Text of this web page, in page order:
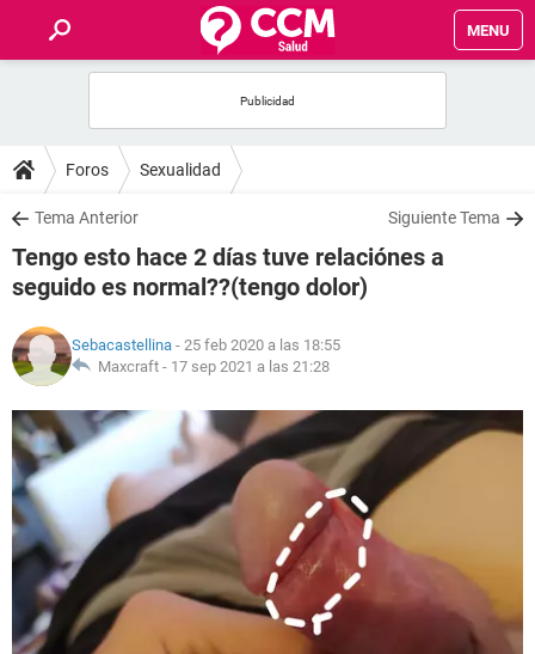
MENU
FOROS
SALUD
FAMILIA
NUTRICIÓN
SEXUALIDAD
GLOSARIO
Foros Sexualidad
Tema Anterior Siguiente Tema
Tengo esto hace 2 días tuve relaciónes a
seguido es normal??(tengo dolor)
Sebacastellina - 25 feb 2020 a las 18:55
Maxcraft - 17 sep 2021 a las 21:28